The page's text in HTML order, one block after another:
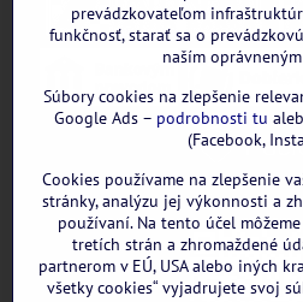
GOOGLE
prevádzkovateľom
funkčnosť, starať sa o
naším
Súbory cookies na zlepšenie
Google Ads – podrobnosti tu
(Facebook,
Cookies používame na zlepšenie
stránky, analýzu jej výkonnosti a
používaní. Na tento účel
tretích strán a zhromaždené
partnerom v EÚ, USA alebo iných
všetky cookies“ vyjadrujete svoj